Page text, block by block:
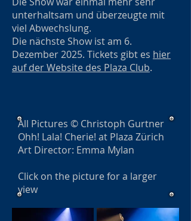
unterhaltsam und überzeugte mit
viel Abwechslung.
Die nächste Show ist am 6.
Dezember 2025. Tickets gibt es hier
auf der Website des Plaza Club.
All Pictures © Christoph Gurtner
Ohh! Lala! Cherie! at Plaza Zürich
Art Director: Emma Mylan
Click on the picture for a larger
view